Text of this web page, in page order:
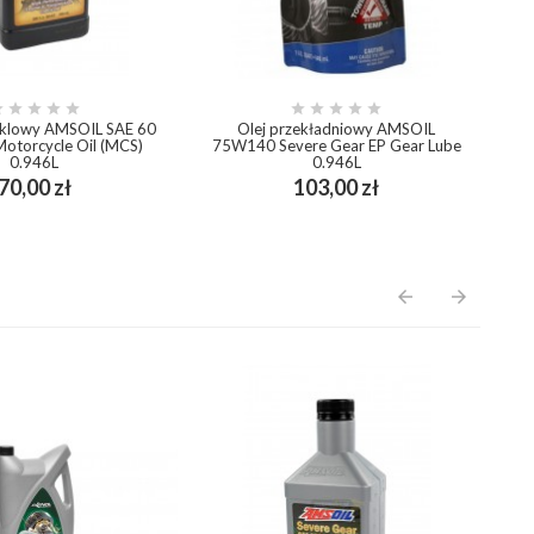
   
AMSOIL SAE 60
Oil (MCS)
0.946L
70,00 złCena
add_shopping_cart
    
Olej przekładniowy AMSOIL
75W140 Severe Gear EP Gear Lube
0.946L
103,00 złCena
add_shopping_cart
arrow_back arrow_forward